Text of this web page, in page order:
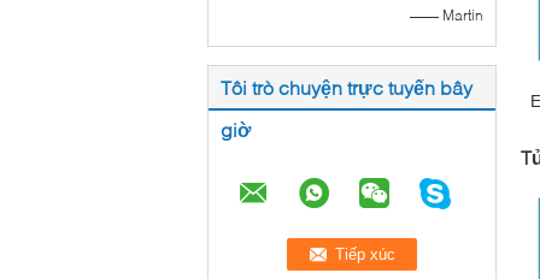
—— Martin
Tôi trò chuyện trực tuyến bây
giờ